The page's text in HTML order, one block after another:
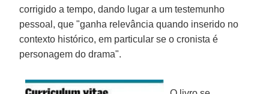
corrigido a tempo, dando lugar a um testemunho
pessoal, que "ganha relevância quando inserido no
contexto histórico, em particular se o cronista é
personagem do drama".